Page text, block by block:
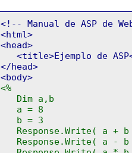
<!-- Manual de ASP de
<html>
<head>
<title>Ejemplo de
</head>
<body>
<%
Dim a,b
a = 8
b = 3
Response.Write( a +
Response.Write( a - b